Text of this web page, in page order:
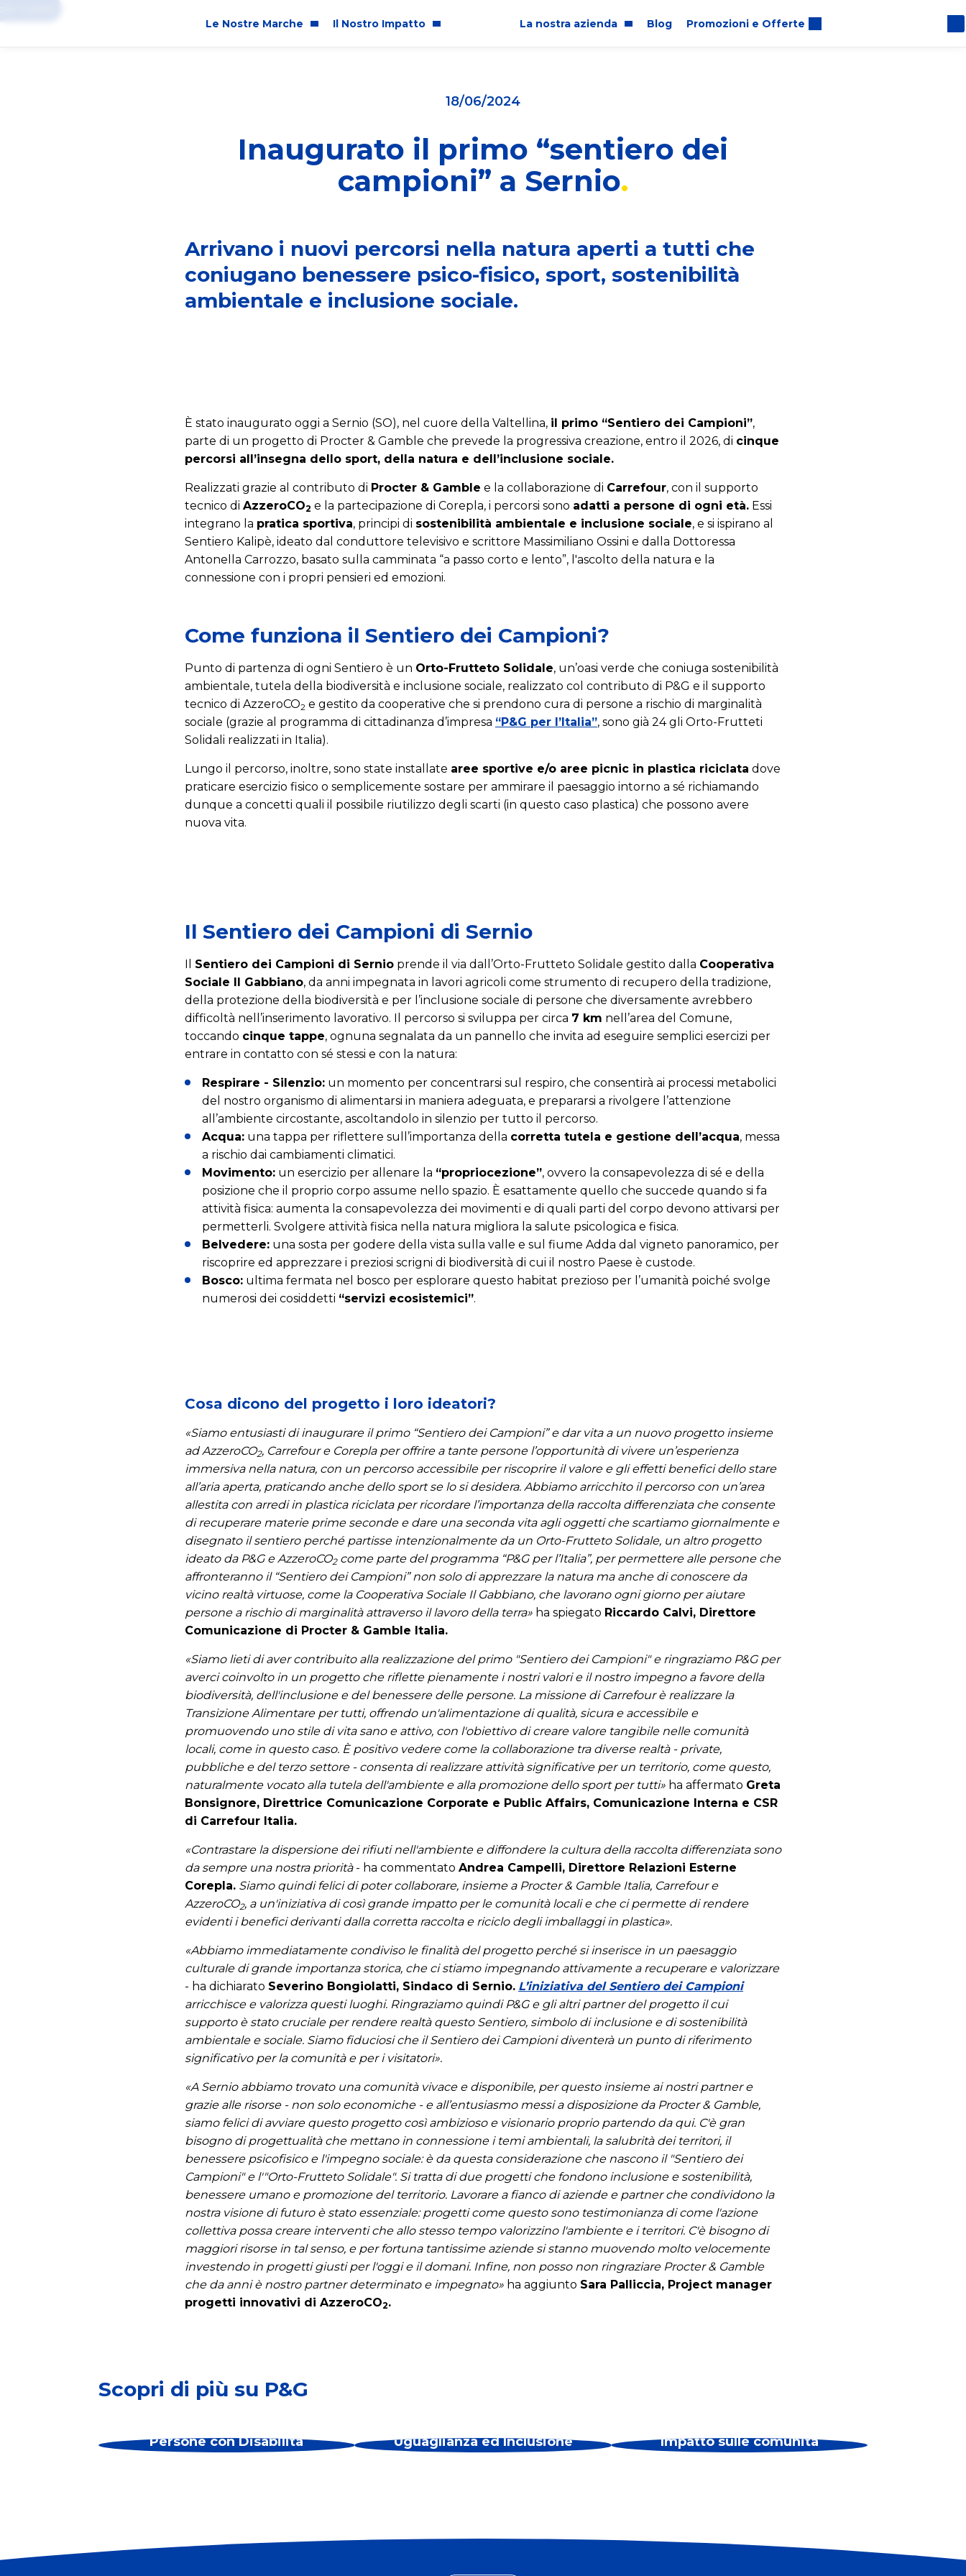
Le Nostre Marche
Sicurezza dei Prodotti
Il Nostro Impatto
Impatto sulle Comunità
Uguaglianza ed Inclusione
La nostra azienda
Sedi in Italia
Lavora con noi
Blog Promozioni e Offerte
18/06/2024
Inaugurato il primo “sentiero dei
campioni” a Sernio
Arrivano i nuovi percorsi nella natura aperti a tutti che
coniugano benessere psico-fisico, sport, sostenibilità
ambientale e inclusione sociale.
È stato inaugurato oggi a Sernio (SO), nel cuore della Valtellina, il primo “Sentiero dei Campioni”,
parte di un progetto di Procter & Gamble che prevede la progressiva creazione, entro il 2026, di cinque
percorsi all’insegna dello sport, della natura e dell’inclusione sociale.
Realizzati grazie al contributo di Procter & Gamble e la collaborazione di Carrefour, con il supporto
tecnico di AzzeroCO2 e la partecipazione di Corepla, i percorsi sono adatti a persone di ogni età. Essi
integrano la pratica sportiva, principi di sostenibilità ambientale e inclusione sociale, e si ispirano al
Sentiero Kalipè, ideato dal conduttore televisivo e scrittore Massimiliano Ossini e dalla Dottoressa
Antonella Carrozzo, basato sulla camminata “a passo corto e lento”, l'ascolto della natura e la
connessione con i propri pensieri ed emozioni.
Come funziona il Sentiero dei Campioni?
Punto di partenza di ogni Sentiero è un Orto-Frutteto Solidale, un’oasi verde che coniuga sostenibilità
ambientale, tutela della biodiversità e inclusione sociale, realizzato col contributo di P&G e il supporto
tecnico di AzzeroCO2 e gestito da cooperative che si prendono cura di persone a rischio di marginalità
sociale (grazie al programma di cittadinanza d’impresa “P&G per l’Italia”, sono già 24 gli Orto-Frutteti
Solidali realizzati in Italia).
Lungo il percorso, inoltre, sono state installate aree sportive e/o aree picnic in plastica riciclata dove
praticare esercizio fisico o semplicemente sostare per ammirare il paesaggio intorno a sé richiamando
dunque a concetti quali il possibile riutilizzo degli scarti (in questo caso plastica) che possono avere
nuova vita.
Il Sentiero dei Campioni di Sernio
Il Sentiero dei Campioni di Sernio prende il via dall’Orto-Frutteto Solidale gestito dalla Cooperativa
Sociale Il Gabbiano, da anni impegnata in lavori agricoli come strumento di recupero della tradizione,
della protezione della biodiversità e per l’inclusione sociale di persone che diversamente avrebbero
difficoltà nell’inserimento lavorativo. Il percorso si sviluppa per circa 7 km nell’area del Comune,
toccando cinque tappe, ognuna segnalata da un pannello che invita ad eseguire semplici esercizi per
entrare in contatto con sé stessi e con la natura:
Respirare - Silenzio: un momento per concentrarsi sul respiro, che consentirà ai processi metabolici
del nostro organismo di alimentarsi in maniera adeguata, e prepararsi a rivolgere l’attenzione
all’ambiente circostante, ascoltandolo in silenzio per tutto il percorso.
Acqua: una tappa per riflettere sull’importanza della corretta tutela e gestione dell’acqua, messa
a rischio dai cambiamenti climatici.
Movimento: un esercizio per allenare la “propriocezione”, ovvero la consapevolezza di sé e della
posizione che il proprio corpo assume nello spazio. È esattamente quello che succede quando si fa
attività fisica: aumenta la consapevolezza dei movimenti e di quali parti del corpo devono attivarsi per
permetterli. Svolgere attività fisica nella natura migliora la salute psicologica e fisica.
Belvedere: una sosta per godere della vista sulla valle e sul fiume Adda dal vigneto panoramico, per
riscoprire ed apprezzare i preziosi scrigni di biodiversità di cui il nostro Paese è custode.
Bosco: ultima fermata nel bosco per esplorare questo habitat prezioso per l’umanità poiché svolge
numerosi dei cosiddetti “servizi ecosistemici”.
Cosa dicono del progetto i loro ideatori?
«Siamo entusiasti di inaugurare il primo “Sentiero dei Campioni” e dar vita a un nuovo progetto insieme
ad AzzeroCO2, Carrefour e Corepla per offrire a tante persone l’opportunità di vivere un’esperienza
immersiva nella natura, con un percorso accessibile per riscoprire il valore e gli effetti benefici dello stare
all’aria aperta, praticando anche dello sport se lo si desidera. Abbiamo arricchito il percorso con un’area
allestita con arredi in plastica riciclata per ricordare l’importanza della raccolta differenziata che consente
di recuperare materie prime seconde e dare una seconda vita agli oggetti che scartiamo giornalmente e
disegnato il sentiero perché partisse intenzionalmente da un Orto-Frutteto Solidale, un altro progetto
ideato da P&G e AzzeroCO2come parte del programma “P&G per l’Italia”, per permettere alle persone che
affronteranno il “Sentiero dei Campioni” non solo di apprezzare la natura ma anche di conoscere da
vicino realtà virtuose, come la Cooperativa Sociale Il Gabbiano, che lavorano ogni giorno per aiutare
persone a rischio di marginalità attraverso il lavoro della terra» ha spiegato Riccardo Calvi, Direttore
Comunicazione di Procter & Gamble Italia.
«Siamo lieti di aver contribuito alla realizzazione del primo "Sentiero dei Campioni" e ringraziamo P&G per
averci coinvolto in un progetto che riflette pienamente i nostri valori e il nostro impegno a favore della
biodiversità, dell'inclusione e del benessere delle persone. La missione di Carrefour è realizzare la
Transizione Alimentare per tutti, offrendo un'alimentazione di qualità, sicura e accessibile e
promuovendo uno stile di vita sano e attivo, con l'obiettivo di creare valore tangibile nelle comunità
locali, come in questo caso. È positivo vedere come la collaborazione tra diverse realtà - private,
pubbliche e del terzo settore - consenta di realizzare attività significative per un territorio, come questo,
naturalmente vocato alla tutela dell'ambiente e alla promozione dello sport per tutti» ha affermato Greta
Bonsignore, Direttrice Comunicazione Corporate e Public Affairs, Comunicazione Interna e CSR
di Carrefour Italia.
«Contrastare la dispersione dei rifiuti nell'ambiente e diffondere la cultura della raccolta differenziata sono
da sempre una nostra priorità- ha commentato Andrea Campelli, Direttore Relazioni Esterne
Corepla. Siamo quindi felici di poter collaborare, insieme a Procter & Gamble Italia, Carrefour e
AzzeroCO2, a un'iniziativa di così grande impatto per le comunità locali e che ci permette di rendere
evidenti i benefici derivanti dalla corretta raccolta e riciclo degli imballaggi in plastica».
«Abbiamo immediatamente condiviso le finalità del progetto perché si inserisce in un paesaggio
culturale di grande importanza storica, che ci stiamo impegnando attivamente a recuperare e valorizzare
- ha dichiarato Severino Bongiolatti, Sindaco di Sernio. L’iniziativa del Sentiero dei Campioni
arricchisce e valorizza questi luoghi. Ringraziamo quindi P&G e gli altri partner del progetto il cui
supporto è stato cruciale per rendere realtà questo Sentiero, simbolo di inclusione e di sostenibilità
ambientale e sociale. Siamo fiduciosi che il Sentiero dei Campioni diventerà un punto di riferimento
significativo per la comunità e per i visitatori».
«A Sernio abbiamo trovato una comunità vivace e disponibile, per questo insieme ai nostri partner e
grazie alle risorse - non solo economiche - e all’entusiasmo messi a disposizione da Procter & Gamble,
siamo felici di avviare questo progetto così ambizioso e visionario proprio partendo da qui. C'è gran
bisogno di progettualità che mettano in connessione i temi ambientali, la salubrità dei territori, il
benessere psicofisico e l'impegno sociale: è da questa considerazione che nascono il "Sentiero dei
Campioni" e l'"Orto-Frutteto Solidale". Si tratta di due progetti che fondono inclusione e sostenibilità,
benessere umano e promozione del territorio. Lavorare a fianco di aziende e partner che condividono la
nostra visione di futuro è stato essenziale: progetti come questo sono testimonianza di come l'azione
collettiva possa creare interventi che allo stesso tempo valorizzino l'ambiente e i territori. C'è bisogno di
maggiori risorse in tal senso, e per fortuna tantissime aziende si stanno muovendo molto velocemente
investendo in progetti giusti per l'oggi e il domani. Infine, non posso non ringraziare Procter & Gamble
che da anni è nostro partner determinato e impegnato» ha aggiunto Sara Palliccia, Project manager
progetti innovativi di AzzeroCO2.
Scopri di più su P&G
Persone con Disabilità Uguaglianza ed Inclusione Impatto sulle comunità